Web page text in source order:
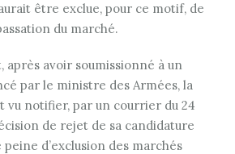
être exclue, pour ce motif, de
du marché.
après avoir soumissionné à un
par le ministre des Armées, la
vu notifier, par un courrier du 24
de rejet de sa candidature
peine d’exclusion des marchés